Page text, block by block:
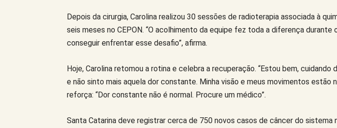
Depois da cirurgia, Carolina realizou 30 sessões de radioterapia associada à
seis meses no CEPON. “O acolhimento da equipe fez toda a diferença durante
conseguir enfrentar esse desafio”, afirma.
Hoje, Carolina retomou a rotina e celebra a recuperação. “Estou bem, cuidando
e não sinto mais aquela dor constante. Minha visão e meus movimentos estão
reforça: “Dor constante não é normal. Procure um médico”.
Santa Catarina deve registrar cerca de 750 novos casos de câncer do sistema